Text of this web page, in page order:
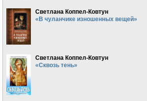
Светлана Коппел-Ковтун
«В чуланчике изношенных вещей»
Светлана Коппел-Ковтун
«Сквозь тень»